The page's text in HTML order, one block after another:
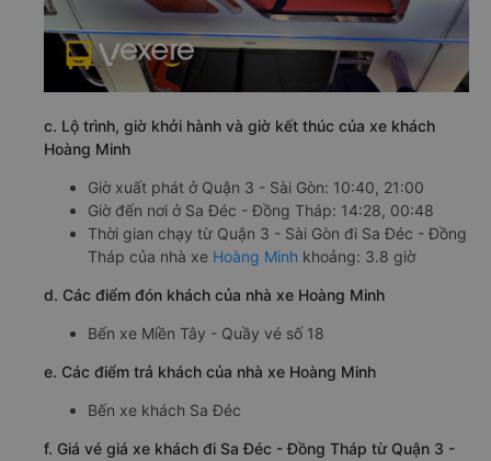
c. Lộ trình, giờ khởi hành và giờ kết thúc của xe khách
Hoàng Minh
Giờ xuất phát ở Quận 3 - Sài Gòn: 10:40, 21:00
Giờ đến nơi ở Sa Đéc - Đồng Tháp: 14:28, 00:48
Thời gian chạy từ Quận 3 - Sài Gòn đi Sa Đéc - Đồng
Tháp của nhà xe Hoàng Minh khoảng: 3.8 giờ
d. Các điểm đón khách của nhà xe Hoàng Minh
Bến xe Miền Tây - Quầy vé số 18
e. Các điểm trả khách của nhà xe Hoàng Minh
Bến xe khách Sa Đéc
f. Giá vé giá xe khách đi Sa Đéc - Đồng Tháp từ Quận 3 -